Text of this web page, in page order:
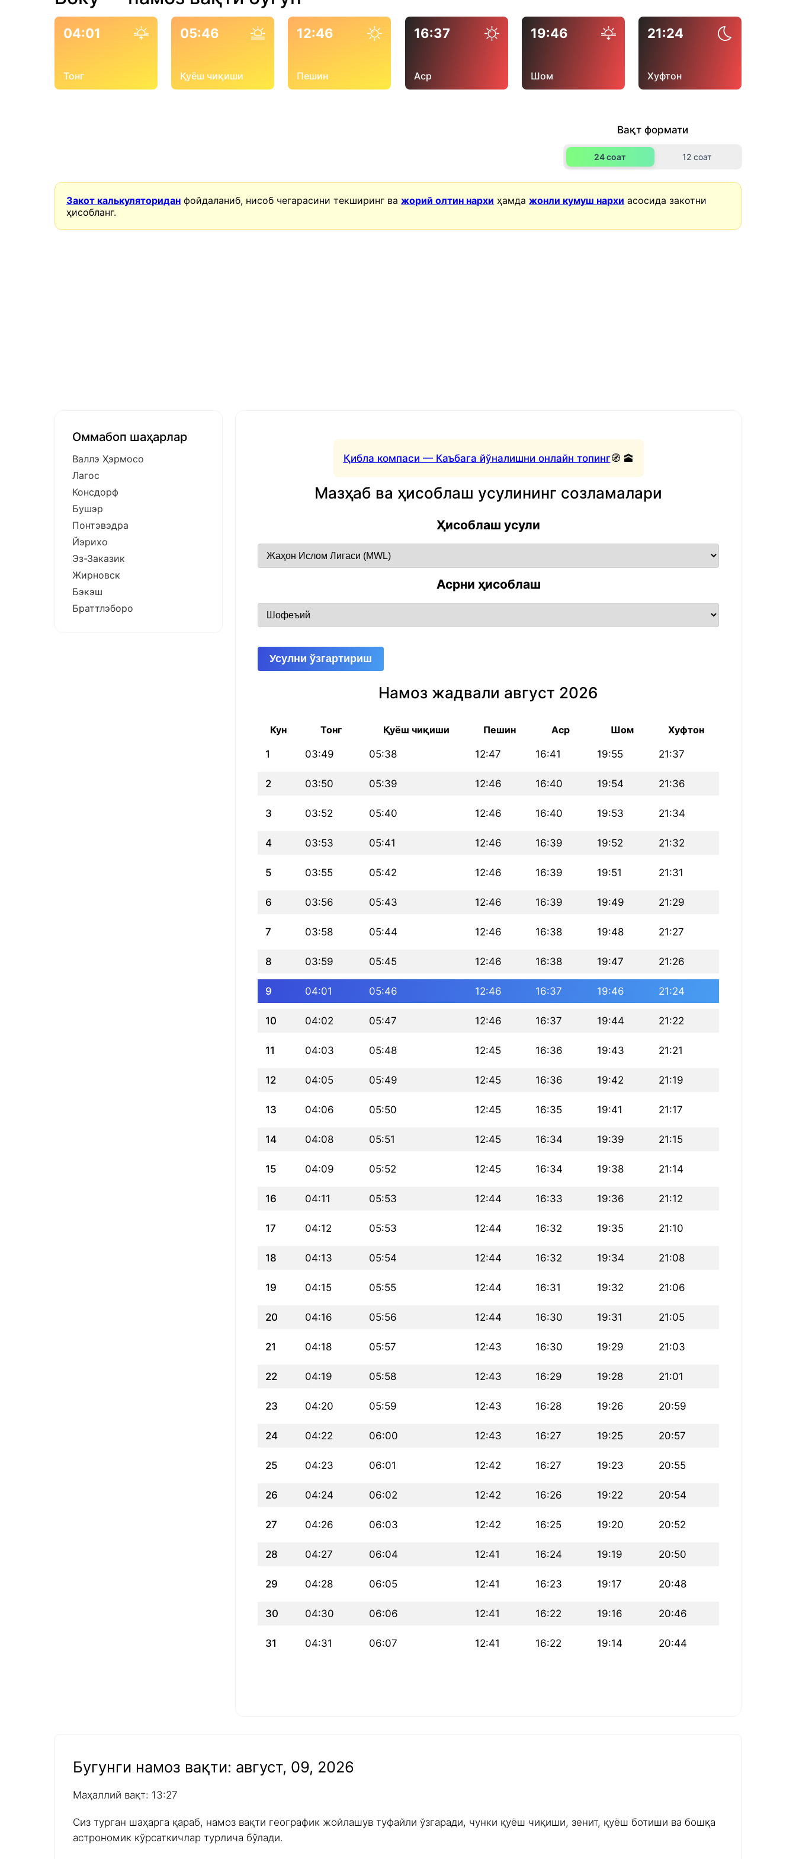
04:01
Тонг
05:46
Қуёш чиқиши
12:46
Пешин
16:37
Аср
19:46
Шом
21:24
Хуфтон
Вақт формати
24 соат 12 соат
Закот калькуляторидан фойдаланиб, нисоб чегарасини текширинг важорий олтин нархи ҳамдажонли кумуш нархи асосида закотни
ҳисобланг.
Қибла компаси — Каъбага йўналишни онлайн топинг🧭 🕋
Мазҳаб ва ҳисоблаш усулининг созламалари
Ҳисоблаш усули
Асрни ҳисоблаш
Усулни ўзгартириш
Намоз жадвали август 2026
Кун Тонг Қуёш чиқиши Пешин Аср Шом Хуфтон
1 03:49 05:38 12:47 16:41 19:55 21:37
2 03:50 05:39 12:46 16:40 19:54 21:36
3 03:52 05:40 12:46 16:40 19:53 21:34
4 03:53 05:41 12:46 16:39 19:52 21:32
5 03:55 05:42 12:46 16:39 19:51 21:31
6 03:56 05:43 12:46 16:39 19:49 21:29
7 03:58 05:44 12:46 16:38 19:48 21:27
8 03:59 05:45 12:46 16:38 19:47 21:26
9 04:01 05:46 12:46 16:37 19:46 21:24
10 04:02 05:47 12:46 16:37 19:44 21:22
11 04:03 05:48 12:45 16:36 19:43 21:21
12 04:05 05:49 12:45 16:36 19:42 21:19
13 04:06 05:50 12:45 16:35 19:41 21:17
14 04:08 05:51 12:45 16:34 19:39 21:15
15 04:09 05:52 12:45 16:34 19:38 21:14
16 04:11 05:53 12:44 16:33 19:36 21:12
17 04:12 05:53 12:44 16:32 19:35 21:10
18 04:13 05:54 12:44 16:32 19:34 21:08
19 04:15 05:55 12:44 16:31 19:32 21:06
20 04:16 05:56 12:44 16:30 19:31 21:05
21 04:18 05:57 12:43 16:30 19:29 21:03
22 04:19 05:58 12:43 16:29 19:28 21:01
23 04:20 05:59 12:43 16:28 19:26 20:59
24 04:22 06:00 12:43 16:27 19:25 20:57
25 04:23 06:01 12:42 16:27 19:23 20:55
26 04:24 06:02 12:42 16:26 19:22 20:54
27 04:26 06:03 12:42 16:25 19:20 20:52
28 04:27 06:04 12:41 16:24 19:19 20:50
29 04:28 06:05 12:41 16:23 19:17 20:48
30 04:30 06:06 12:41 16:22 19:16 20:46
31 04:31 06:07 12:41 16:22 19:14 20:44
Оммабоп шаҳарлар
Валлэ Ҳэрмосо
Лагос
Консдорф
Бушэр
Понтэвэдра
Йэрихо
Эз-Заказик
Жирновск
Бэкэш
Браттлэборо
Бугунги намоз вақти: август, 09, 2026
Маҳаллий вақт: 13:27
Сиз турган шаҳарга қараб, намоз вақти географик жойлашув туфайли ўзгаради, чунки қуёш чиқиши, зенит, қуёш ботиши ва бошқа
астрономик кўрсаткичлар турлича бўлади.